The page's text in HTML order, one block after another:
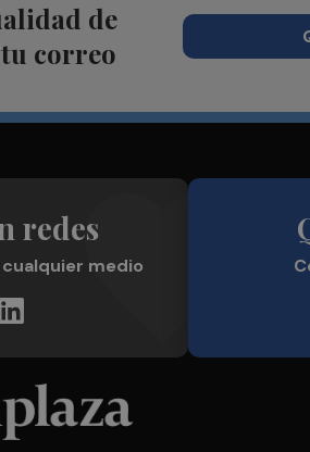
de
correo
redes
medio